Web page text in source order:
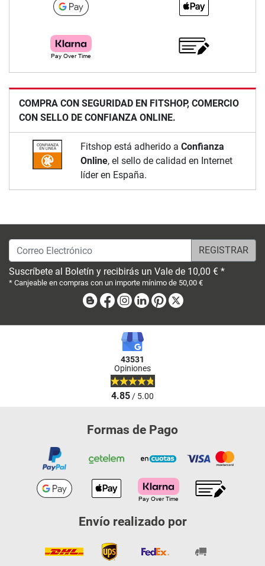
COMPRA CON SEGURIDAD EN FITSHOP, COMERCIO
CON SELLO DE CONFIANZA ONLINE.
Fitshop está adherido a Confianza
Online, el sello de calidad en Internet
líder en España.
Correo Electrónico
Suscríbete al Boletín y recibirás un Vale de 10,00 € *
* Canjeable en compras con un importe mínimo de 50,00 €
BlogFacebook
Instagram
LinkedinPinterest
43531
Opiniones
4.85/ 5.00
Formas de Pago
Envío realizado por